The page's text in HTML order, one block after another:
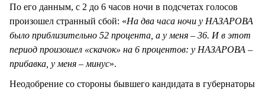
По его данным, с 2 до 6 часов ночи в подсчетах голосов
произошел странный сбой: «На два часа ночи у НАЗАРОВА
было приблизительно 52 процента, а у меня – 36. И в этот
период произошел «скачок» на 6 процентов: у НАЗАРОВА –
прибавка, у меня – минус».
Неодобрение со стороны бывшего кандидата в губернаторы